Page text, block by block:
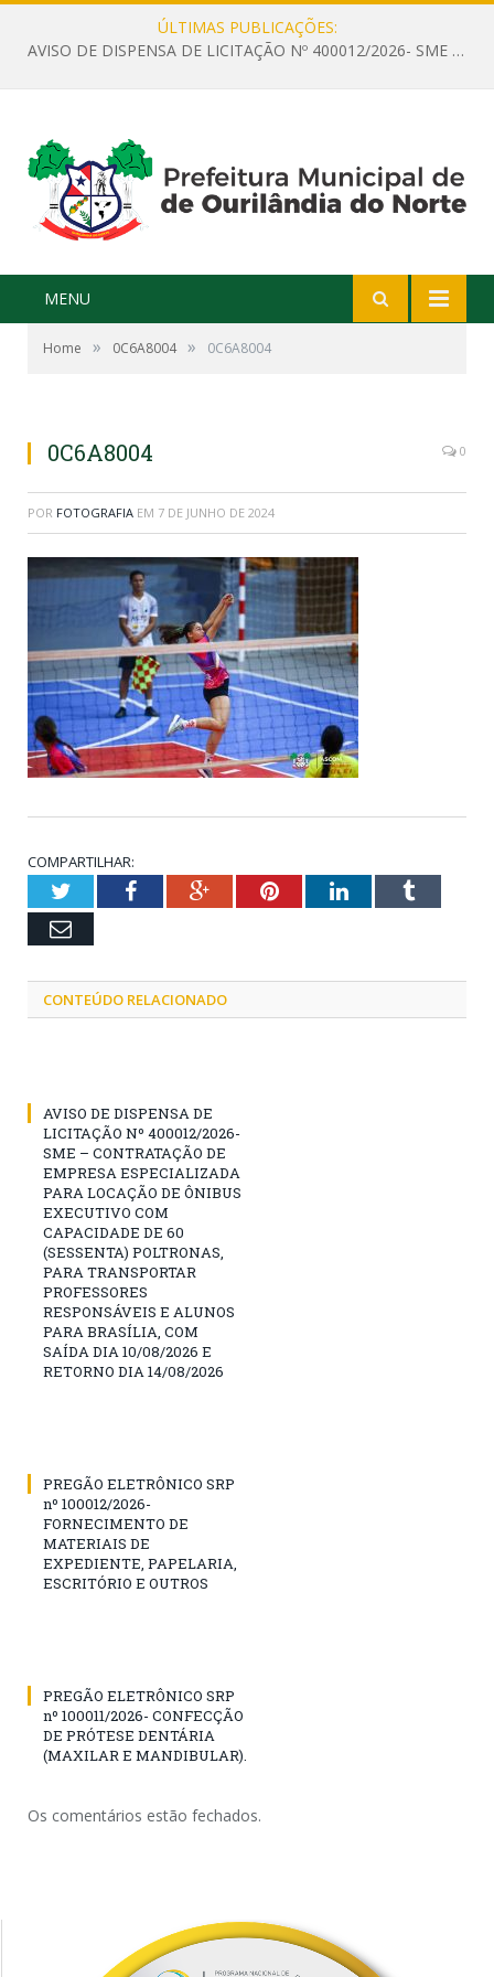
ÚLTIMAS PUBLICAÇÕES:
AVISO DE DISPENSA DE LICITAÇÃO Nº 400012/2026- SME – CONTRATAÇÃO DE EMPRESA ESPECIALIZADA PARA LOCAÇÃO DE ÔNIBUS EXECUTIVO COM CAPACIDADE DE 60 (SESSENTA) POLTRONAS, PARA TRANSPORTAR PROFESSORES RESPONSÁVEIS E ALUNOS PARA BRASÍLIA, COM SAÍDA DIA 10/08/2026 E RETORNO DIA 14/08/2026
MENU
Home » 0C6A8004 » 0C6A8004
0C6A8004 0
POR FOTOGRAFIA EM 7 DE JUNHO DE 2024
COMPARTILHAR:
TwitterFacebookGoogle+PinterestLinkedInTumblr
Email
CONTEÚDO RELACIONADO
AVISO DE DISPENSA DE
LICITAÇÃO Nº 400012/2026-
SME – CONTRATAÇÃO DE
EMPRESA ESPECIALIZADA
PARA LOCAÇÃO DE ÔNIBUS
EXECUTIVO COM
CAPACIDADE DE 60
(SESSENTA) POLTRONAS,
PARA TRANSPORTAR
PROFESSORES
RESPONSÁVEIS E ALUNOS
PARA BRASÍLIA, COM
SAÍDA DIA 10/08/2026 E
RETORNO DIA 14/08/2026
PREGÃO ELETRÔNICO SRP
nº 100012/2026-
FORNECIMENTO DE
MATERIAIS DE
EXPEDIENTE, PAPELARIA,
ESCRITÓRIO E OUTROS
PREGÃO ELETRÔNICO SRP
nº 100011/2026- CONFECÇÃO
DE PRÓTESE DENTÁRIA
(MAXILAR E MANDIBULAR).
Os comentários estão fechados.